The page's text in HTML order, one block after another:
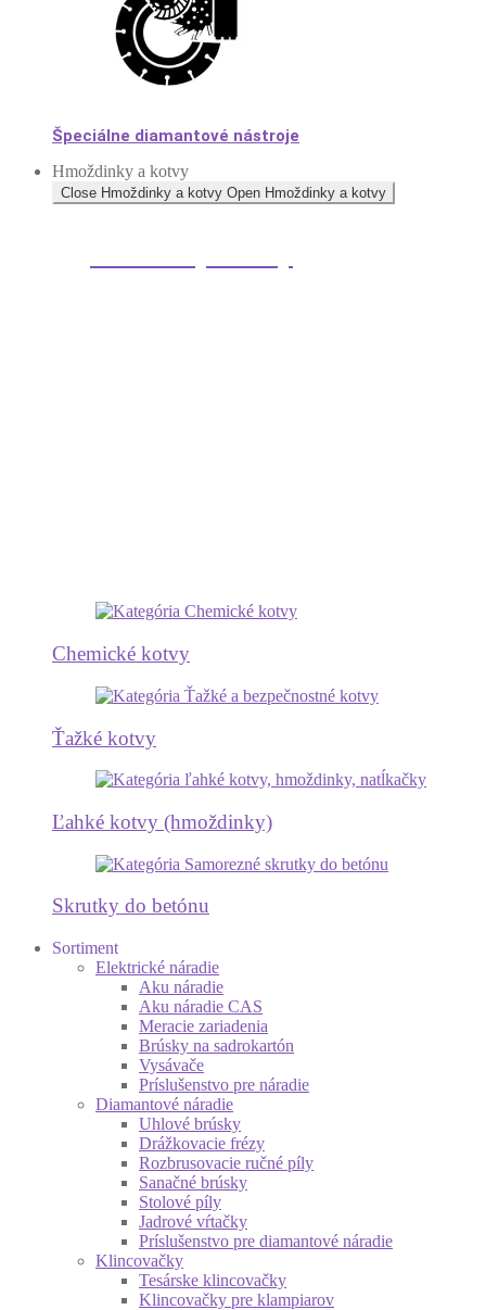
Špeciálne diamantové nástroje
Hmoždinky a kotvy
Close Hmoždinky a kotvy Open Hmoždinky a kotvy
Chemické kotvy
Ťažké kotvy
Ľahké kotvy (hmoždinky)
Skrutky do betónu
Sortiment
Elektrické náradie
Aku náradie
Aku náradie CAS
Meracie zariadenia
Brúsky na sadrokartón
Vysávače
Príslušenstvo pre náradie
Diamantové náradie
Uhlové brúsky
Drážkovacie frézy
Rozbrusovacie ručné píly
Sanačné brúsky
Stolové píly
Jadrové vŕtačky
Príslušenstvo pre diamantové náradie
Klincovačky
Tesárske klincovačky
Klincovačky pre klampiarov